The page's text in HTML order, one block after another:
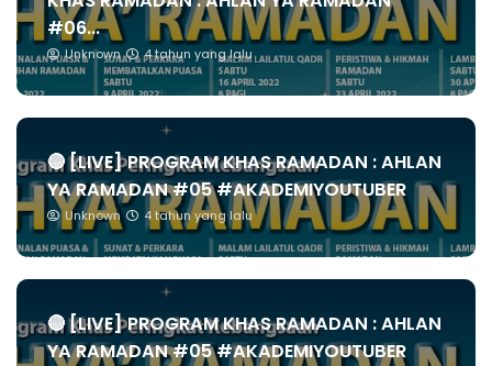
#06...
Unknown 4 tahun yang lalu
🔴 [LIVE] PROGRAM KHAS RAMADAN : AHLAN
YA RAMADAN #05 #AKADEMIYOUTUBER
Unknown 4 tahun yang lalu
🔴 [LIVE] PROGRAM KHAS RAMADAN : AHLAN
YA RAMADAN #05 #AKADEMIYOUTUBER